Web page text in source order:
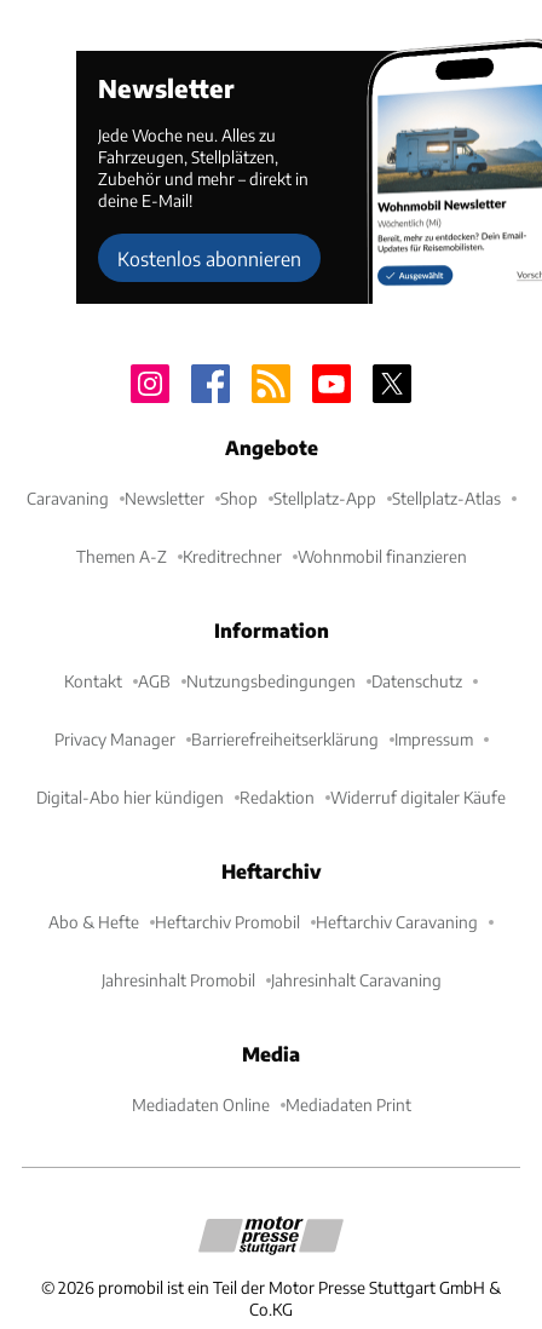
Newsletter
Jede Woche neu. Alles zu
Fahrzeugen, Stellplätzen,
Zubehör und mehr – direkt in
deine E-Mail!
Kostenlos abonnieren
Angebote
Caravaning Newsletter Shop Stellplatz-App Stellplatz-Atlas
Themen A-Z Kreditrechner Wohnmobil finanzieren
Information
Kontakt AGB Nutzungsbedingungen Datenschutz
Privacy Manager Barrierefreiheitserklärung Impressum
Digital-Abo hier kündigen Redaktion Widerruf digitaler Käufe
Heftarchiv
Abo & Hefte Heftarchiv Promobil Heftarchiv Caravaning
Jahresinhalt Promobil Jahresinhalt Caravaning
Media
Mediadaten Online Mediadaten Print
©2026 promobil ist ein Teil der Motor Presse Stuttgart GmbH &
Co.KG